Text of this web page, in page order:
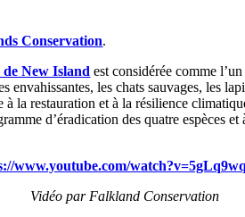
Conservation.
de New Island est considérée comme
envahissantes, les chats sauvages, les
à la restauration et à la résilience
d’éradication des quatre espèces
www.youtube.com/
Vidéo par Falkland Conservation